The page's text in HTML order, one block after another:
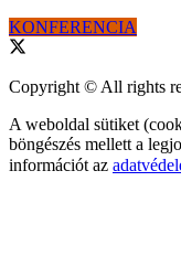
KONFERENCIA
Copyright © All rights
A weboldal sütiket
böngészés mellett a
információt az